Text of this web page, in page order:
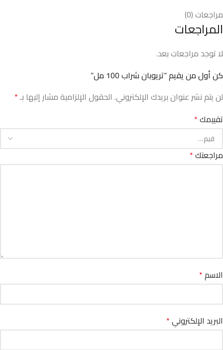
مراجعات (0)
المراجعات
لا توجد مراجعات بعد.
كن أول من يقيم “تريوبان شراب 100 مل”
لن يتم نشر عنوان بريدك الإلكتروني. الحقول الإلزامية مشار إليها بـ*
تقييمك*
مراجعتك*
الاسم*
البريد الإلكتروني*